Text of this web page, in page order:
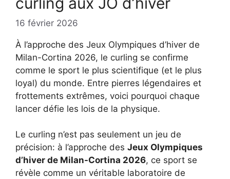
16 février 2026
À l’approche des Jeux Olympiques d’hiver de
Milan-Cortina 2026, le curling se confirme
comme le sport le plus scientifique (et le plus
loyal) du monde. Entre pierres légendaires et
frottements extrêmes, voici pourquoi chaque
lancer défie les lois de la physique.
Le curling n’est pas seulement un jeu de
précision: à l’approche des Jeux Olympiques
d’hiver de Milan-Cortina 2026, ce sport se
révèle comme un véritable laboratoire de